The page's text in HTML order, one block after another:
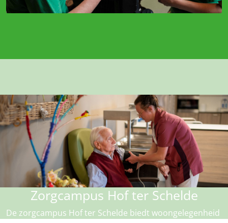
Zorgcampus Hof ter Schelde
De zorgcampus Hof ter Schelde biedt woongelegenheid